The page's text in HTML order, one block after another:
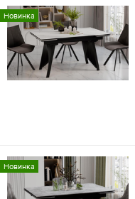
Новинка
Новинка